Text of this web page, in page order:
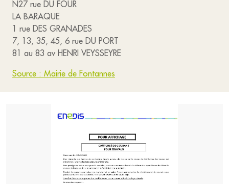
N27 rue DU FOUR
LA BARAQUE
1 rue DES GRANADES
7, 13, 35, 45, 6 rue DU PORT
81 au 83 av HENRI VEYSSEYRE
Source : Mairie de Fontannes